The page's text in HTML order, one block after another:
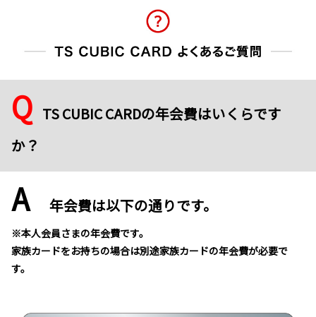
Q TS CUBIC CARDの年会費はいくらです
か？
A 年会費は以下の通りです。
※本人会員さまの年会費です。
家族カードをお持ちの場合は別途家族カードの年会費が必要で
す。